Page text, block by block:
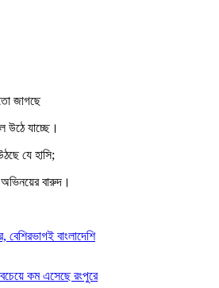
জাগছে
উঠে যাচ্ছে।
যে হাসি;
বারুদ।
বাংলাদেশি
কম এসেছে রংপুরে